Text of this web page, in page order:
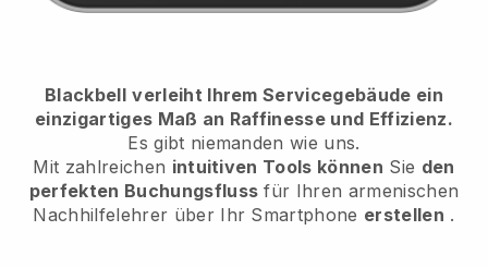
Blackbell verleiht Ihrem Servicegebäude ein
einzigartiges Maß an Raffinesse und Effizienz.
Es gibt niemanden wie uns.
Mit zahlreichen intuitiven Tools können Sie den
perfekten Buchungsfluss für Ihren armenischen
Nachhilfelehrer über Ihr Smartphone erstellen .